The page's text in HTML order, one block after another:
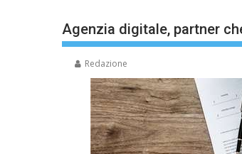
Agenzia digitale, partner
Redazione